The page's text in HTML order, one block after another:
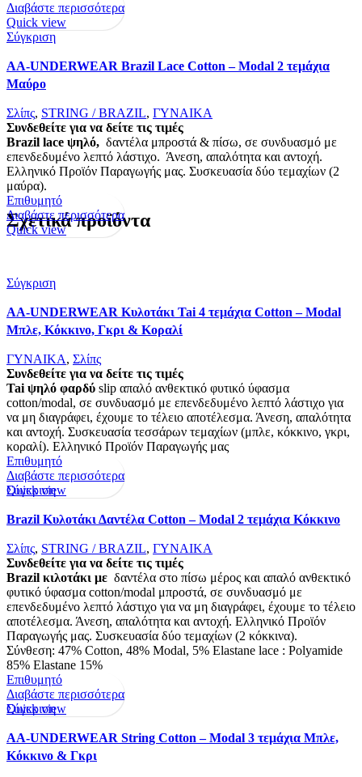
Διαβάστε περισσότερα
Quick view
Σύγκριση
AA-UNDERWEAR Brazil Lace Cotton – Modal 2 τεμάχια
Μαύρο
Σλίπς, STRING / BRAZIL, ΓΥΝΑΙΚΑ
Συνδεθείτε για να δείτε τις τιμές
Brazil lace ψηλό, δαντέλα μπροστά & πίσω, σε συνδυασμό με
επενδεδυμένο λεπτό λάστιχο. Άνεση, απαλότητα και αντοχή.
Ελληνικό Προϊόν Παραγωγής μας. Συσκευασία δύο τεμαχίων (2
μαύρα).
Επιθυμητό
Διαβάστε περισσότερα
Quick view
Σχετικά προϊόντα
Σύγκριση
AA-UNDERWEAR Κυλοτάκι Tai 4 τεμάχια Cotton – Modal
Μπλε, Κόκκινο, Γκρι & Κοραλί
ΓΥΝΑΙΚΑ, Σλίπς
Συνδεθείτε για να δείτε τις τιμές
Tai ψηλό φαρδύ slip απαλό ανθεκτικό φυτικό ύφασμα
cotton/modal, σε συνδυασμό με επενδεδυμένο λεπτό λάστιχο για
να μη διαγράφει, έχουμε το τέλειο αποτέλεσμα. Άνεση, απαλότητα
και αντοχή. Συσκευασία τεσσάρων τεμαχίων (μπλε, κόκκινο, γκρι,
κοραλί). Ελληνικό Προϊόν Παραγωγής μας
Επιθυμητό
Διαβάστε περισσότερα
Quick view
Σύγκριση
Brazil Κυλοτάκι Δαντέλα Cotton – Modal 2 τεμάχια Κόκκινο
Σλίπς, STRING / BRAZIL, ΓΥΝΑΙΚΑ
Συνδεθείτε για να δείτε τις τιμές
Brazil κιλοτάκι με δαντέλα στο πίσω μέρος και απαλό ανθεκτικό
φυτικό ύφασμα cotton/modal μπροστά, σε συνδυασμό με
επενδεδυμένο λεπτό λάστιχο για να μη διαγράφει, έχουμε το τέλειο
αποτέλεσμα. Άνεση, απαλότητα και αντοχή. Ελληνικό Προϊόν
Παραγωγής μας. Συσκευασία δύο τεμαχίων (2 κόκκινα).
Σύνθεση: 47% Cotton, 48% Modal, 5% Elastane lace : Polyamide
85% Elastane 15%
Επιθυμητό
Διαβάστε περισσότερα
Quick view
Σύγκριση
AA-UNDERWEAR String Cotton – Modal 3 τεμάχια Μπλε,
Κόκκινο & Γκρι